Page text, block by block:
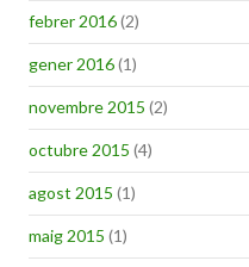
febrer 2016(2)
gener 2016(1)
novembre 2015 (2)
octubre 2015 (4)
agost 2015 (1)
maig 2015 (1)